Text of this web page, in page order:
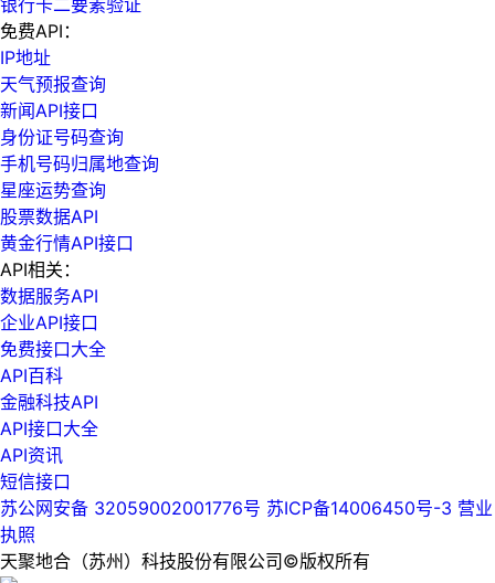
免费API：
IP地址
天气预报查询
新闻API接口
身份证号码查询
手机号码归属地查询
星座运势查询
股票数据API
黄金行情API接口
API相关：
数据服务API
企业API接口
免费接口大全
API百科
金融科技API
API接口大全
API资讯
短信接口
苏公网安备 32059002001776号 苏ICP备14006450号-3 营业
执照
天聚地合（苏州）科技股份有限公司©版权所有